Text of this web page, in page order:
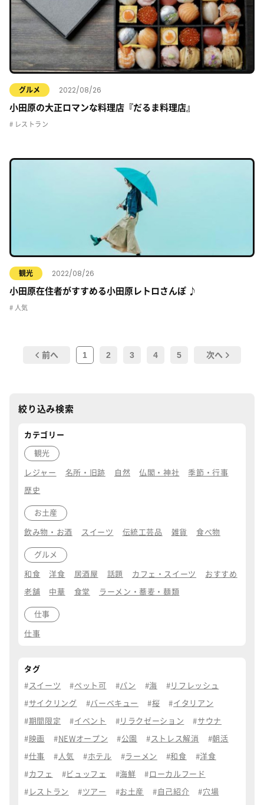
グルメ 2022/08/26
小田原の大正ロマンな料理店『だるま料理店』
レストラン
観光 2022/08/26
小田原在住者がすすめる小田原レトロさんぽ ♪
人気
前へ 1 2 3 4 5 次へ
絞り込み検索
カテゴリー
観光
レジャー 名所・旧跡 自然 仏閣・神社 季節・行事
歴史
お土産
飲み物・お酒 スイーツ 伝統工芸品 雑貨 食べ物
グルメ
和食 洋食 居酒屋 話題 カフェ・スイーツ おすすめ
老舗 中華 食堂 ラーメン・蕎麦・麺類
仕事
仕事
タグ
スイーツ ペット可 パン 海 リフレッシュ
サイクリング バーベキュー 桜 イタリアン
期間限定 イベント リラクゼーション サウナ
映画 NEWオープン 公園 ストレス解消 朝活
仕事 人気 ホテル ラーメン 和食 洋食
カフェ ビュッフェ 海鮮 ローカルフード
レストラン ツアー お土産 自己紹介 穴場